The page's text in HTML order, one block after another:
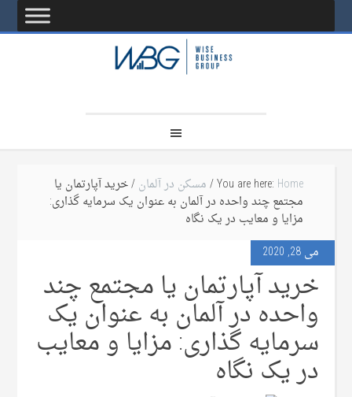
You are here: Home
/مسکن در آلمان/ خرید آپارتمان یا
مجتمع چند واحده در آلمان به عنوان یک سرمایه گذاری:
مزایا و معایب در یک نگاه
می 28, 2020
خرید آپارتمان یا مجتمع چند
واحده در آلمان به عنوان یک
سرمایه گذاری: مزایا و معایب
در یک نگاه